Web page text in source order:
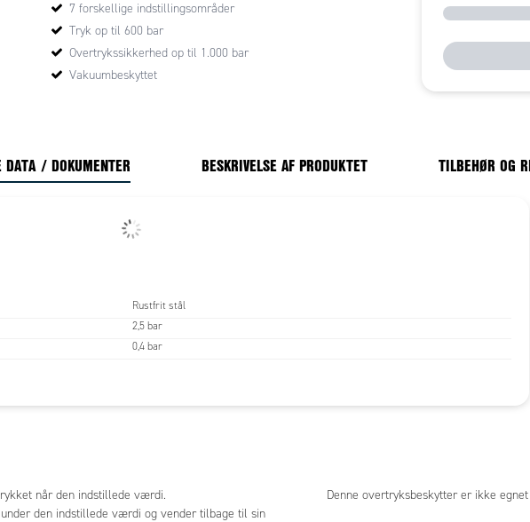
7 forskellige indstillingsområder
Tryk op til 600 bar
Overtrykssikkerhed op til 1.000 bar
Vakuumbeskyttet
DATA / DOKUMENTER BESKRIVELSE AF PRODUKTET TILBEHØR OG
Rustfrit stål
2,5 bar
0,4 bar
når den indstillede værdi.
den indstillede værdi og vender tilbage til sin
Denne overtryksbeskytter er ikke